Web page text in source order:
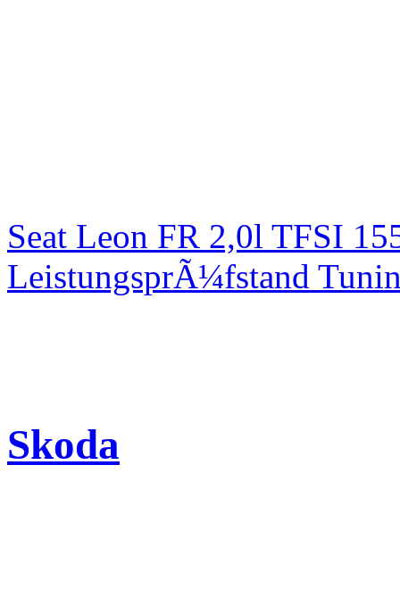
Seat Leon FR 2,0l TFSI
LeistungsprÃ¼fstand
Skoda